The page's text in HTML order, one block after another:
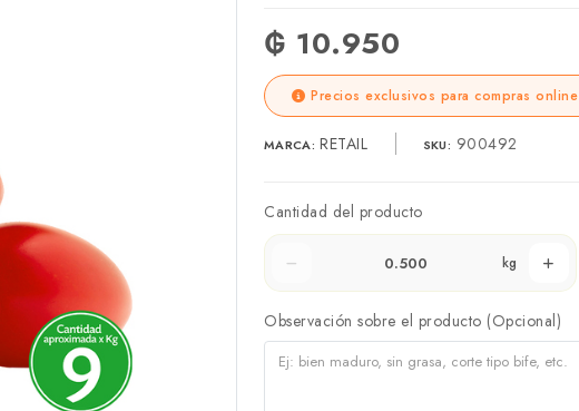
₲ 10.950
Precios exclusivos para compras online
MARCA: RETAIL SKU: 900492
Cantidad del producto
kg
Observación sobre el producto (Opcional)